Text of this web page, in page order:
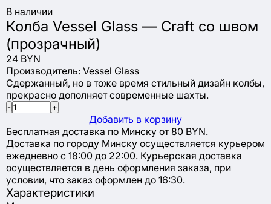
В наличии
Колба Vessel Glass — Craft со швом
(прозрачный)
24 BYN
Производитель: Vessel Glass
Сдержанный, но в тоже время стильный дизайн колбы,
прекрасно дополняет современные шахты.
- +
Добавить в корзину
Бесплатная доставка по Минску от 80 BYN.
Доставка по городу Минску осуществляется курьером
ежедневно с 18:00 до 22:00. Курьерская доставка
осуществляется в день оформления заказа, при
условии, что заказ оформлен до 16:30.
Характеристики